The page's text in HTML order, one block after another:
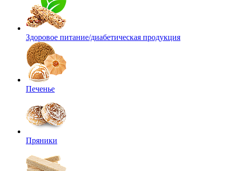
Здоровое питание/диабетическая продукция
Печенье
Пряники